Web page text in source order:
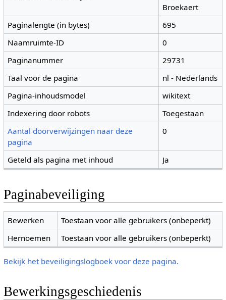
Broekaert
Paginalengte (in bytes)
695
Naamruimte-ID
0
Paginanummer
29731
Taal voor de pagina
nl - Nederlands
Pagina-inhoudsmodel
wikitext
Indexering door robots
Toegestaan
Aantal doorverwijzingen naar deze
pagina
0
Geteld als pagina met inhoud Ja
Paginabeveiliging
Bewerken
Toestaan voor alle gebruikers (onbeperkt)
Hernoemen
Toestaan voor alle gebruikers (onbeperkt)
Bekijk het beveiligingslogboek voor deze pagina.
Bewerkingsgeschiedenis